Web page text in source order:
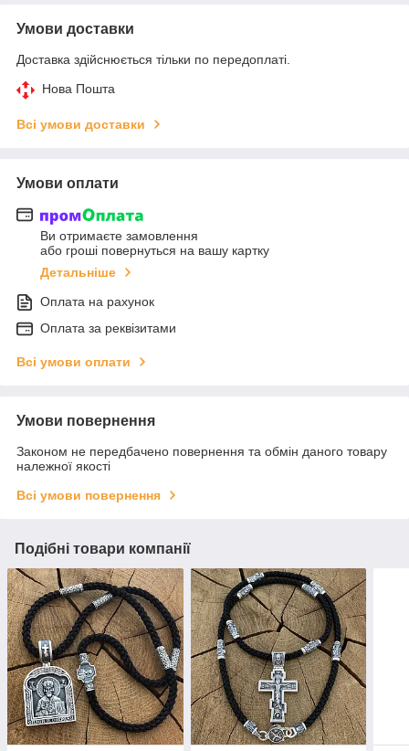
Умови доставки
Доставка здійснюється тільки по передоплаті.
Нова Пошта
Всі умови доставки
Умови оплати
Ви отримаєте замовлення
або гроші повернуться на вашу картку
Детальніше
Оплата на рахунок
Оплата за реквізитами
Всі умови оплати
Умови повернення
Законом не передбачено повернення та обмін даного товару
належної якості
Всі умови повернення
Подібні товари компанії